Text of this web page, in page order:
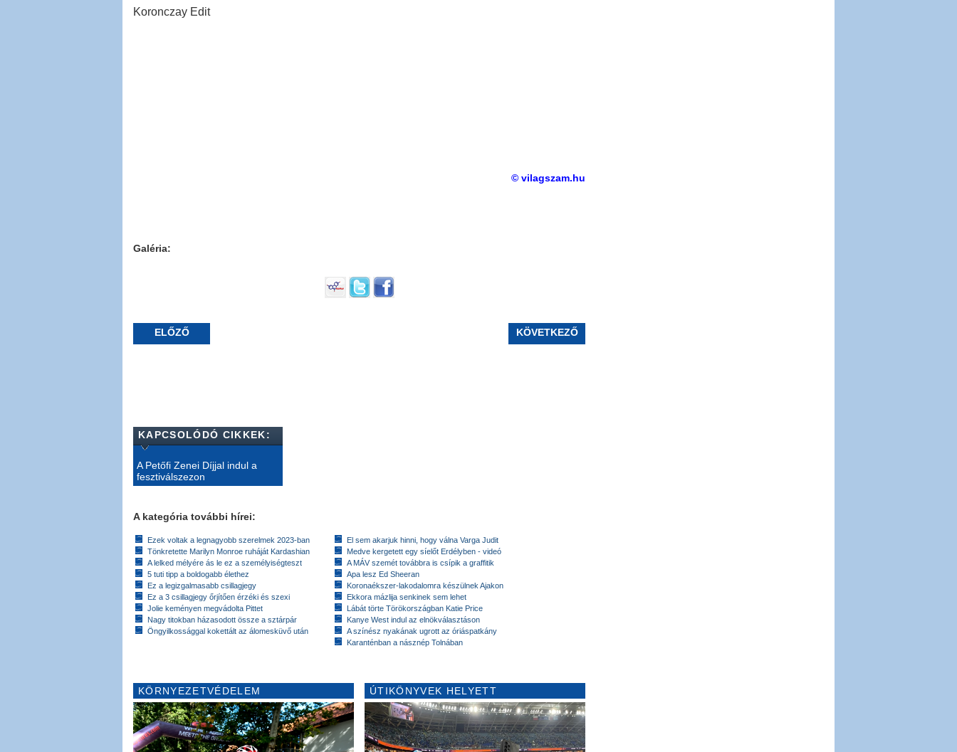
Koronczay Edit
© vilagszam.hu
Galéria:
ELŐZŐ KÖVETKEZŐ
KAPCSOLÓDÓ CIKKEK:
A Petőfi Zenei Díjjal indul a
fesztiválszezon
A kategória további hírei:
Ezek voltak a legnagyobb szerelmek 2023-ban
Tönkretette Marilyn Monroe ruháját Kardashian
A lelked mélyére ás le ez a személyiségteszt
5 tuti tipp a boldogabb élethez
Ez a legizgalmasabb csillagjegy
Ez a 3 csillagjegy őrjítően érzéki és szexi
Jolie keményen megvádolta Pittet
Nagy titokban házasodott össze a sztárpár
Öngyilkossággal kokettált az álomesküvő után
El sem akarjuk hinni, hogy válna Varga Judit
Medve kergetett egy síelőt Erdélyben - videó
A MÁV szemét továbbra is csípik a graffitik
Apa lesz Ed Sheeran
Koronaékszer-lakodalomra készülnek Ajakon
Ekkora mázlija senkinek sem lehet
Lábát törte Törökországban Katie Price
Kanye West indul az elnökválasztáson
A színész nyakának ugrott az óriáspatkány
Karanténban a násznép Tolnában
KÖRNYEZETVÉDELEM ÚTIKÖNYVEK HELYETT